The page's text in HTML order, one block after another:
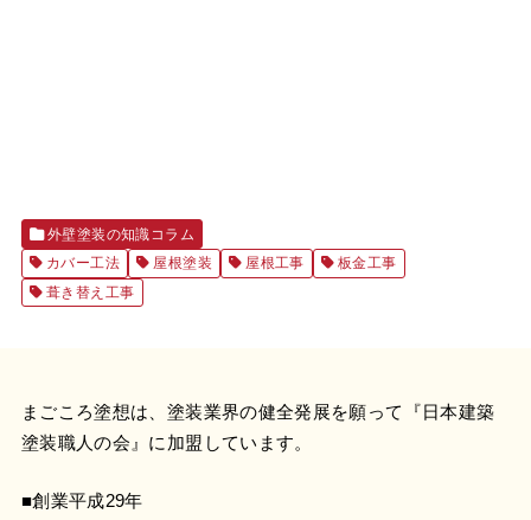
外壁塗装の知識コラム
カバー工法
屋根塗装 屋根工事
板金工事
葺き替え工事
まごころ塗想は、塗装業界の健全発展を願って『 日本建築
塗装職人の会 』に加盟しています。
■創業平成29年